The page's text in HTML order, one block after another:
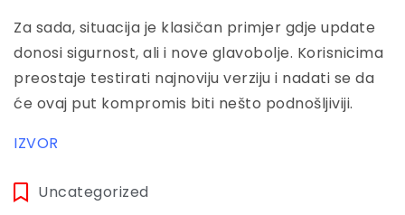
Za sada, situacija je klasičan primjer gdje update
donosi sigurnost, ali i nove glavobolje. Korisnicima
preostaje testirati najnoviju verziju i nadati se da
će ovaj put kompromis biti nešto podnošljiviji.
IZVOR
Uncategorized